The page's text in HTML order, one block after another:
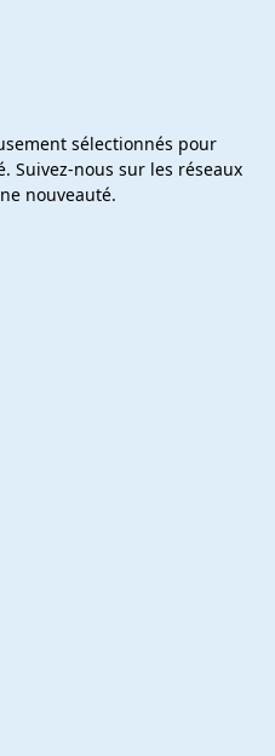
sélectionnés pour
Suivez-nous sur les réseaux
nouveauté.